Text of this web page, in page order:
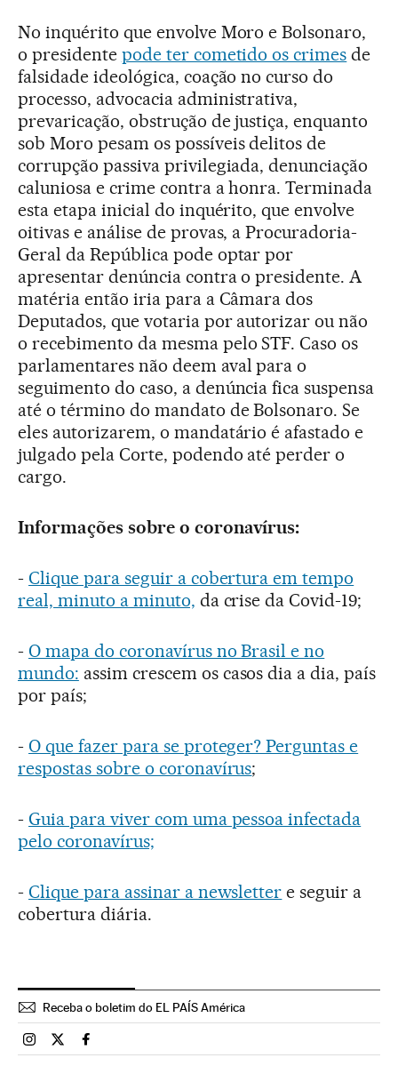
No inquérito que envolve Moro e Bolsonaro,
o presidente pode ter cometido os crimes de
falsidade ideológica, coação no curso do
processo, advocacia administrativa,
prevaricação, obstrução de justiça, enquanto
sob Moro pesam os possíveis delitos de
corrupção passiva privilegiada, denunciação
caluniosa e crime contra a honra. Terminada
esta etapa inicial do inquérito, que envolve
oitivas e análise de provas, a Procuradoria-
Geral da República pode optar por
apresentar denúncia contra o presidente. A
matéria então iria para a Câmara dos
Deputados, que votaria por autorizar ou não
o recebimento da mesma pelo STF. Caso os
parlamentares não deem aval para o
seguimento do caso, a denúncia fica suspensa
até o término do mandato de Bolsonaro. Se
eles autorizarem, o mandatário é afastado e
julgado pela Corte, podendo até perder o
cargo.
Informações sobre o coronavírus:
- Clique para seguir a cobertura em tempo
real, minuto a minuto, da crise da Covid-19;
- O mapa do coronavírus no Brasil e no
mundo: assim crescem os casos dia a dia, país
por país;
- O que fazer para se proteger? Perguntas e
respostas sobre o coronavírus;
- Guia para viver com uma pessoa infectada
pelo coronavírus;
- Clique para assinar a newsletter e seguir a
cobertura diária.
Receba o boletim do EL PAÍS América
Brasil El País Brasil en Instagram
Brasil El País Brasil en Twitter
Brasil El País Brasil en Facebook